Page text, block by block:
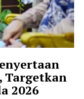
Targetkan
2026